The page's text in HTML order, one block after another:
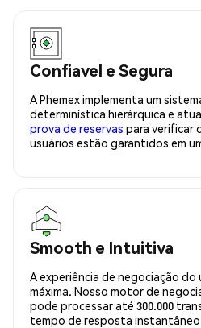
Confiavel e Segura
A Phemex implementa um
determinística hierárquica e
prova de reservas para verificar
usuários estão garantidos em
Smooth e Intuitiva
A experiência de negociação do
máxima. Nosso motor de
pode processar até 300.000
tempo de resposta instantâneo